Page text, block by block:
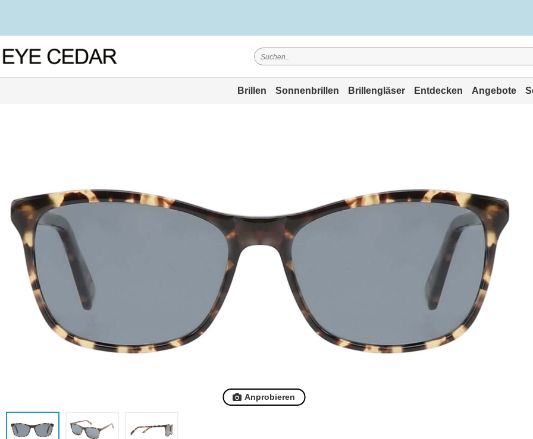
Brillen Sonnenbrillen Brillengläser Entdecken Angebote
Anprobieren